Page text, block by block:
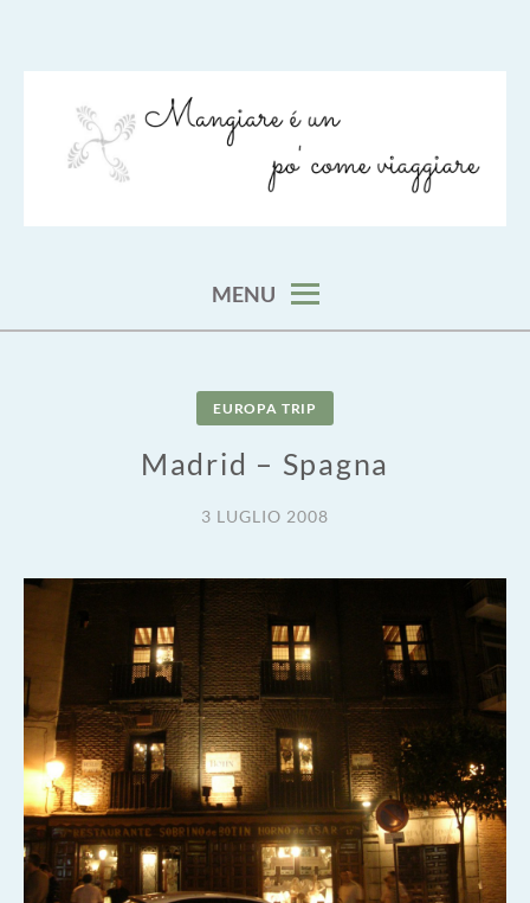
MENU
EUROPA TRIP
Madrid – Spagna
3 LUGLIO 2008